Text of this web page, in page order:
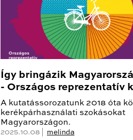
Így bringázik
- Országos reprezentatív
A kutatássorozatunk 2018 óta
kerékpárhasználati szokásokat
Magyarországon.
2025.10.08 | melinda